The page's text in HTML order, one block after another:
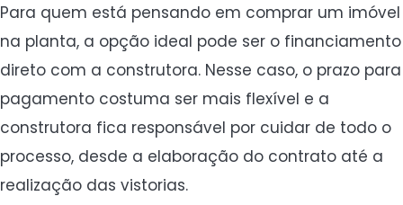
Para quem está pensando em comprar um imóvel
na planta, a opção ideal pode ser o financiamento
direto com a construtora. Nesse caso, o prazo para
pagamento costuma ser mais flexível e a
construtora fica responsável por cuidar de todo o
processo, desde a elaboração do contrato até a
realização das vistorias.